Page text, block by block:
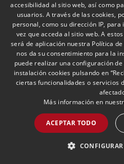
Grandes
se exponen a
millonarias de
Cuba
12/05/2026Cuban Desk
Ignacio Aparicio,
Desk, analiza en ABC el
empresas españolas
LEER MÁS >>
accesibilidad al sitio web, así como
usuarios. A través de las cookies,
personal, como su dirección IP,
vez que acceda al sitio web. A
será de aplicación nuestra Política de
nos da su consentimiento para la
puede realizar una configuración
instalación cookies pulsando en
ciertas funcionalidades o servicios
Más información en
ACEPTAR TODO